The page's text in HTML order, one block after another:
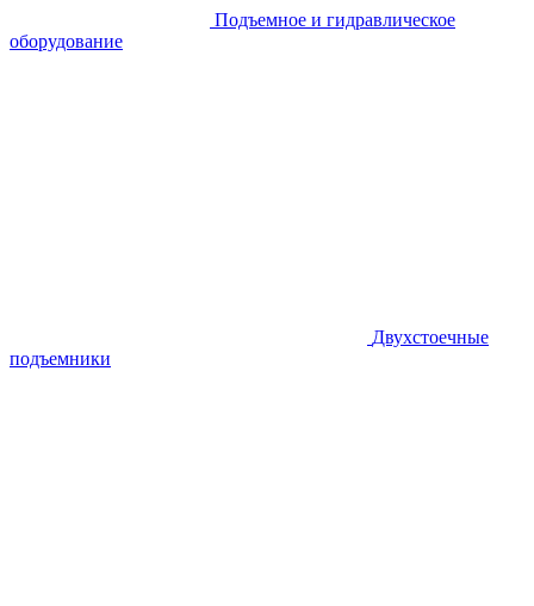
Подъемное и гидравлическое
оборудование
Двухстоечные
подъемники